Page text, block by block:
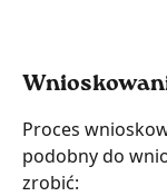
Proces
podobny do
zrobić: